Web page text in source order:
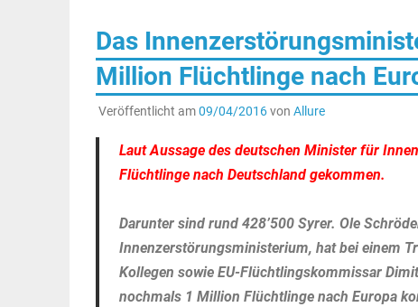
Das
Million Flüchtlinge nach
Veröffentlicht am09/04/2016von Allure
Laut Aussage des deutschen Minister für
Flüchtlinge nach Deutschland gekommen.
Darunter sind rund 428’500 Syrer. Ole
Innenzerstörungsministerium, hat bei einem
Kollegen sowie EU-Flüchtlingskommissar
nochmals 1 Million Flüchtlinge nach Europa